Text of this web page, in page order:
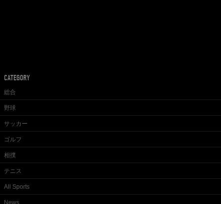
CATEGORY
総合
野球
サッカー
ゴルフ
相撲
テニス
All Sports
News